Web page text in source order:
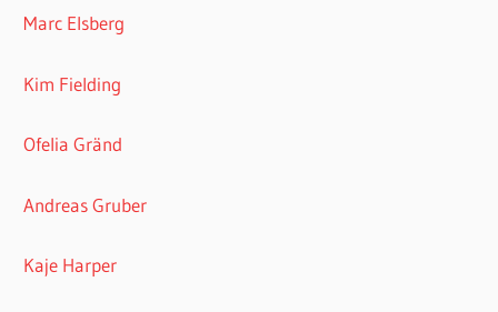
Marc Elsberg
Kim Fielding
Ofelia Gränd
Andreas Gruber
Kaje Harper